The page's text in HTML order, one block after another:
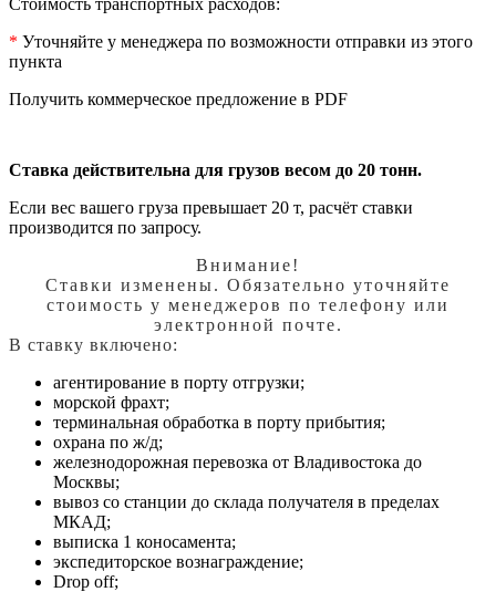
* Уточняйте у менеджера по возможности отправки из этого
пункта
Получить коммерческое предложение в PDF
Ставка действительна для грузов весом до 20 тонн.
Если вес вашего груза превышает 20 т, расчёт ставки
производится по запросу.
Внимание!
Ставки изменены. Обязательно уточняйте
стоимость у менеджеров по телефону или
электронной почте.
В ставку включено:
агентирование в порту отгрузки;
морской фрахт;
терминальная обработка в порту прибытия;
охрана по ж/д;
железнодорожная перевозка от Владивостока до
Москвы;
вывоз со станции до склада получателя в пределах
МКАД;
выписка 1 коносамента;
экспедиторское вознаграждение;
Drop off;